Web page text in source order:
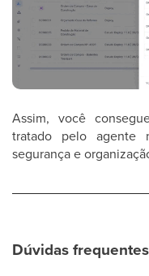
Assim, você
tratado pelo agente
segurança e
Dúvidas frequentes